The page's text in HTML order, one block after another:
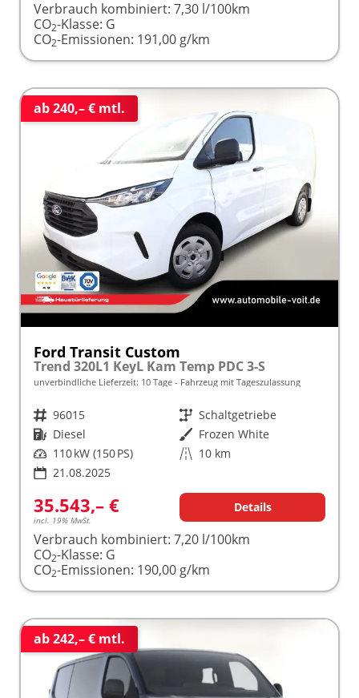
Verbrauch kombiniert: 7,30 l/100km
CO2-Klasse: G
CO2-Emissionen: 191,00 g/km
ab 240,– € mtl.
Ford Transit Custom
Trend 320L1 KeyL Kam Temp PDC 3-S
unverbindliche Lieferzeit: 10 Tage Fahrzeug mit Tageszulassung
Fahrzeugnr. 96015 Getriebe Schaltgetriebe
Kraftstoff Diesel Außenfarbe Frozen White
Leistung 110 kW (150 PS) Kilometerstand 10 km
21.08.2025
35.543,– €
incl. 19% MwSt.
Details
Verbrauch kombiniert: 7,20 l/100km
CO2-Klasse: G
CO2-Emissionen: 190,00 g/km
ab 242,– € mtl.